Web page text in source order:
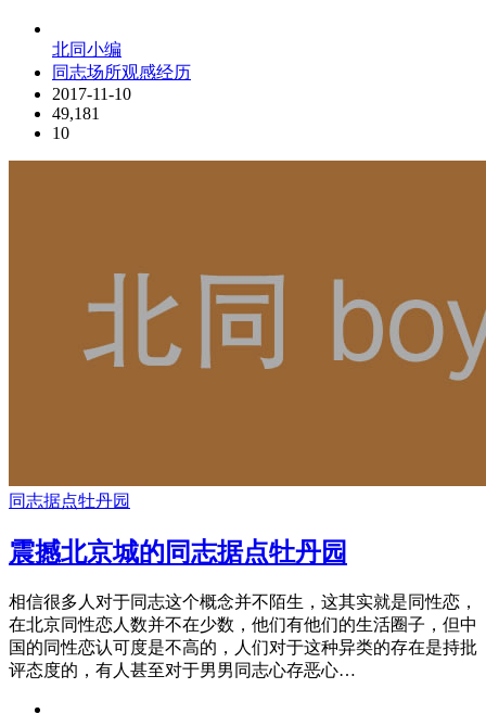
北同小编
同志场所观感经历
2017-11-10
49,181
10
同志据点牡丹园
震撼北京城的同志据点牡丹园
相信很多人对于同志这个概念并不陌生，这其实就是同性恋，
在北京同性恋人数并不在少数，他们有他们的生活圈子，但中
国的同性恋认可度是不高的，人们对于这种异类的存在是持批
评态度的，有人甚至对于男男同志心存恶心…